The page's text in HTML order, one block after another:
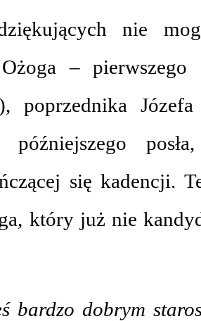
nie
Ożoga – pierwszego
poprzednika
późniejszego
się kadencji.
który już nie
bardzo dobrym